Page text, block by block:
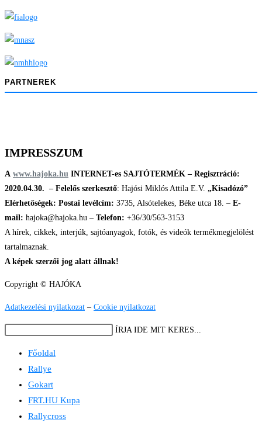
PARTNEREK
IMPRESSZUM
A www.hajoka.hu INTERNET-es SAJTÓTERMÉK – Regisztráció:
2020.04.30. – Felelős szerkesztő: Hajósi Miklós Attila E.V. „Kisadózó”
Elérhetőségek: Postai levélcím: 3735, Alsótelekes, Béke utca 18. – E-
mail: hajoka@hajoka.hu – Telefon: +36/30/563-3153
A hírek, cikkek, interjúk, sajtóanyagok, fotók, és videók termékmegjelölést
tartalmaznak.
A képek szerzői jog alatt állnak!
Copyright © HAJÓKA
Adatkezelési nyilatkozat – Cookie nyilatkozat
website
ÍRJA IDE MIT KERES...
Főoldal
Rallye
Gokart
FRT.HU Kupa
Rallycross